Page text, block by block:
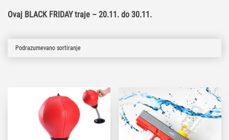
Ovaj BLACK FRIDAY traje – 20.11. do 30.11.